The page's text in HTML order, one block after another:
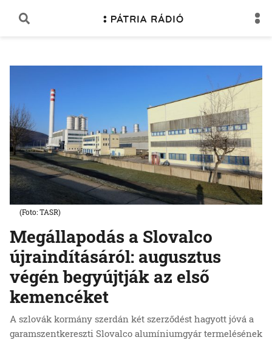
Megállapodás a Slovalco
újraindításáról: augusztus
végén begyújtják az első
kemencéket
A szlovák kormány szerdán két szerződést hagyott jóvá a
garamszentkereszti Slovalco alumíniumgyár termelésének
(Foto: TASR)